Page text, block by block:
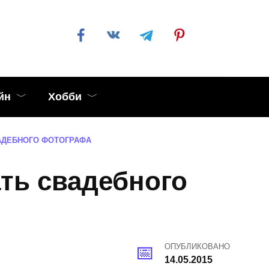
Хобби
ФОТОГРАФА
свадебного
ОПУБЛИКОВАНО
14.05.2015